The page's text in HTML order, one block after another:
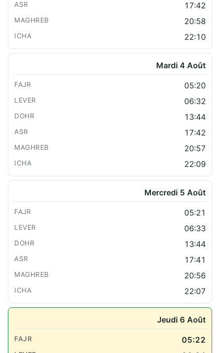
17:42
20:58
22:10
Mardi 4 Août
05:20
06:32
13:44
17:42
20:57
22:09
Mercredi 5 Août
05:21
06:33
13:44
17:41
20:56
22:07
Jeudi 6 Août
05:22